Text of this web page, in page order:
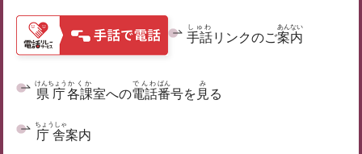
手話
しゅわ
リンクのご案内
あんない
県庁
けんちょう
各課
かくか
室への電話
でんわ
番
ばん
号を 見
み
る
庁舎
ちょうしゃ
案内